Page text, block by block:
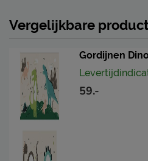
Vergelijkbare
Gordijnen
59.-